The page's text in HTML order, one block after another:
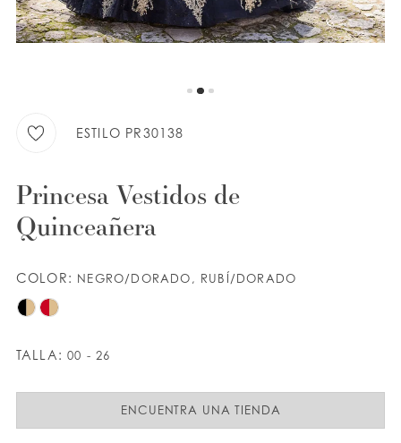
ESTILO PR30138
Princesa Vestidos de
Quinceañera
COLOR: NEGRO/DORADO, RUBÍ/DORADO
TALLA: 00 - 26
ENCUENTRA UNA TIENDA